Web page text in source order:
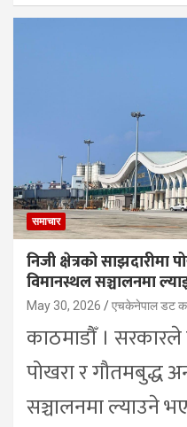
समाचार
निजी क्षेत्रको साझदारीमा
विमानस्थल सञ्चालनमा
May 30, 2026 एचकेनेपाल डट
काठमाडौँ । सरकारले
पोखरा र गौतमबुद्ध
सञ्चालनमा ल्याउने